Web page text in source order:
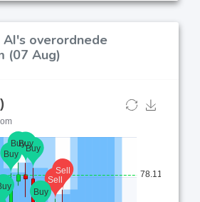
AI's overordnede
(07 Aug)